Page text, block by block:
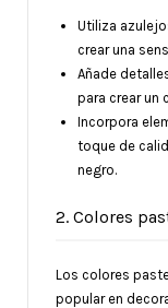
Utiliza
crear una
Añade
para crear un
Incorpora
toque de
negro.
2. Colores
Los colores
popular en